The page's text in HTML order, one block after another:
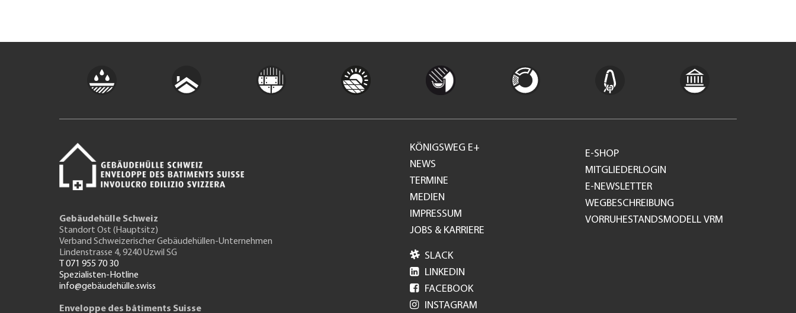
Gebäudehülle Schweiz
Standort Ost (Hauptsitz)
Verband Schweizerischer Gebäudehüllen-Unternehmen
Lindenstrasse 4, 9240 Uzwil SG
T 071 955 70 30
Spezialisten-Hotline
info@gebäudehülle.swiss
Enveloppe des bâtiments Suisse
Footer
GH
KÖNIGSWEG E+
NEWS
TERMINE
MEDIEN
IMPRESSUM
JOBS & KARRIERE
E-SHOP
MITGLIEDERLOGIN
E-NEWSLETTER
WEGBESCHREIBUNG
VORRUHESTANDSMODELL VRM
 SLACK
 LINKEDIN
 FACEBOOK
 INSTAGRAM